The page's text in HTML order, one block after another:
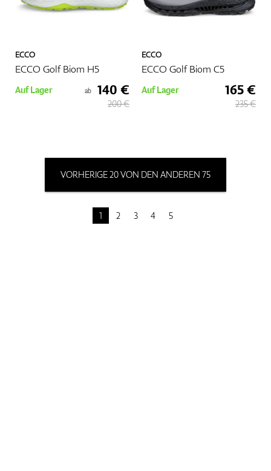
ECCO
ECCO Golf Biom H5
Auf Lager ab 140 €
200 €
ECCO
ECCO Golf Biom C5
Auf Lager 165 €
235 €
VORHERIGE 20 VON DEN ANDEREN 75
1 2 3 4 5